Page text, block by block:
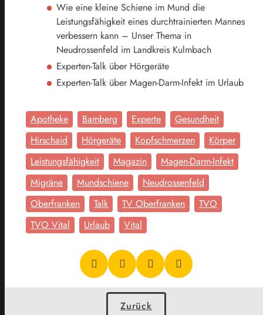
Wie eine kleine Schiene im Mund die
Leistungsfähigkeit eines durchtrainierten Mannes
verbessern kann – Unser Thema in
Neudrossenfeld im Landkreis Kulmbach
Experten-Talk über Hörgeräte
Experten-Talk über Magen-Darm-Infekt im Urlaub
Apotheke Bamberg Experte
Gesundheit
Hirschaid
Hörgeräte Kopfschmerzen
Körper
Leistungsfähigkeit
Magazin
Magen-Darm-Infekt
Migräne
Mundschiene
Neudrossenfeld
Oberfranken
Talk TV Oberfranken
TVO
TVO Vital
Urlaub Vital
Zurück